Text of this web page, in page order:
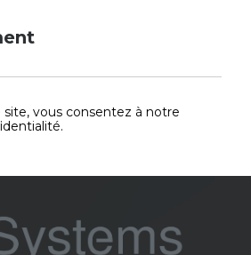
vous consentez à notre